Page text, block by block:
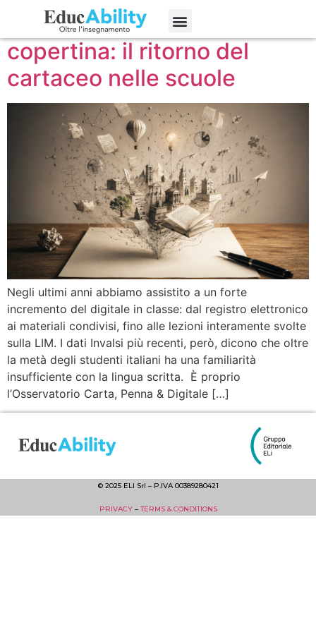
Dallo schermo alla
copertina: il ritorno del
cartaceo nelle scuole
Negli ultimi anni abbiamo assistito a un forte
incremento del digitale in classe: dal registro elettronico
ai materiali condivisi, fino alle lezioni interamente svolte
sulla LIM. I dati Invalsi più recenti, però, dicono che oltre
la metà degli studenti italiani ha una familiarità
insufficiente con la lingua scritta. È proprio
l’Osservatorio Carta, Penna & Digitale […]
© 2025 ELI Srl – P.IVA 00389280421
PRIVACY–TERMS & CONDITIONS